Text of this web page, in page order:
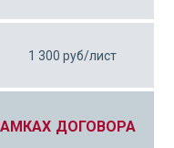
1 300 руб/лист
ДОГОВОРА